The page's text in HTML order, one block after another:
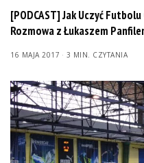
[PODCAST] Jak Uczyć
Rozmowa z Łukaszem
16 MAJA 2017 3 MIN. CZYTANIA